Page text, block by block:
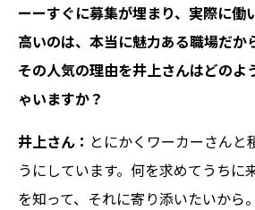
ーーすぐに募集が埋まり、実際に働
高いのは、本当に魅力ある職場だか
その人気の理由を井上さんはどのよ
ゃいますか？
井上さん： とにかくワーカーさんと
うにしています。何を求めてうちに
を知って、それに寄り添いたいから。